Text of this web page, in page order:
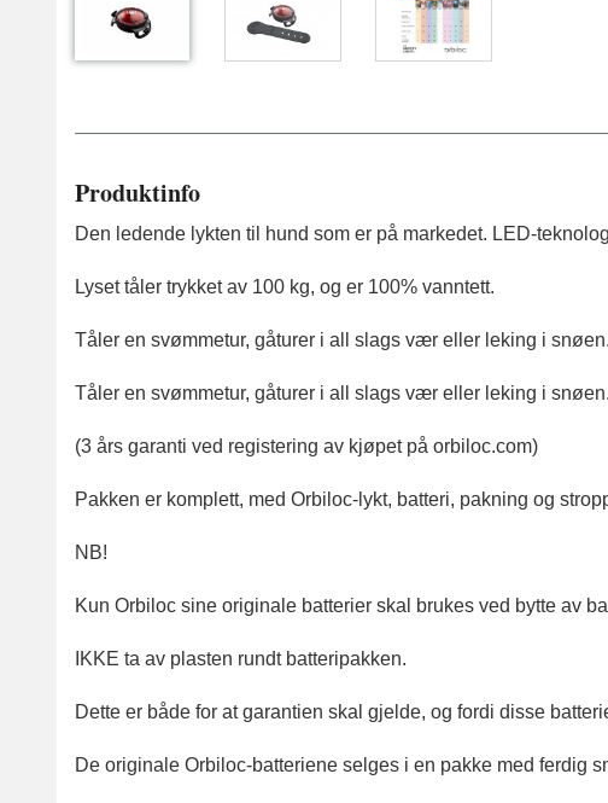
Produktinfo
Den ledende lykten til hund som er på markedet. LED-
Lyset tåler trykket av 100 kg, og er 100% vanntett.
Tåler en svømmetur, gåturer i all slags vær eller leking i snøen.
Tåler en svømmetur, gåturer i all slags vær eller leking i snøen.
(3 års garanti ved registering av kjøpet på orbiloc.com)
Pakken er komplett, med Orbiloc-lykt, batteri, pakning og
NB!
Kun Orbiloc sine originale batterier skal brukes ved bytte av
IKKE ta av plasten rundt batteripakken.
Dette er både for at garantien skal gjelde, og fordi disse
De originale Orbiloc-batteriene selges i en pakke med ferdig